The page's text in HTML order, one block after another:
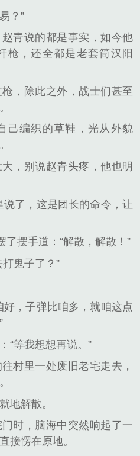
？”
青说的都是事实，如今他
枪，还全都是老套筒汉阳
，除此之外，战士们甚至
己编织的草鞋，光从外貌
，别说赵青头疼，他也明
说了，这是团长的命令，让
了摆手道：“解散，解散！”
鬼子了？”
，子弹比咱多，就咱这点
“等我想想再说。”
村里一处废旧老宅走去，
地解散。
时，脑海中突然响起了一
接愣在原地。